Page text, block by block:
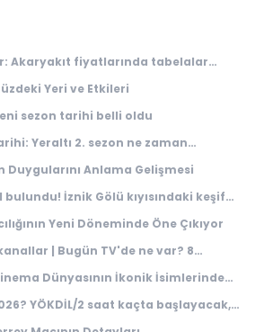
Akaryakıt fiyatlarında tabelalar
Yeri ve Etkileri
sezon tarihi belli oldu
Yeraltı 2. sezon ne zaman
Duygularını Anlama Gelişmesi
bulundu! İznik Gölü kıyısındaki keşif
Yeni Döneminde Öne Çıkıyor
| Bugün TV'de ne var? 8
Dünyasının İkonik İsimlerinden
YÖKDİL/2 saat kaçta başlayacak,